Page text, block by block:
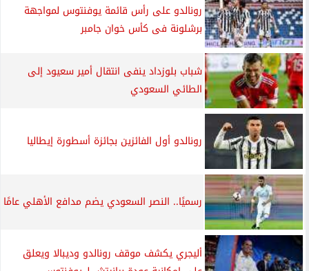
رونالدو على رأس قائمة يوفنتوس لمواجهة
برشلونة فى كأس خوان جامبر
شباب بلوزداد ينفى انتقال أمير سعيود إلى
الطائي السعودي
رونالدو أول الفائزين بجائزة أسطورة إيطاليا
رسميًا.. النصر السعودي يضم مدافع الأهلي عامًا
أليجري يكشف موقف رونالدو وديبالا ويعلق